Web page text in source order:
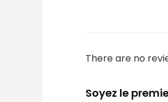
There are no
Soyez le